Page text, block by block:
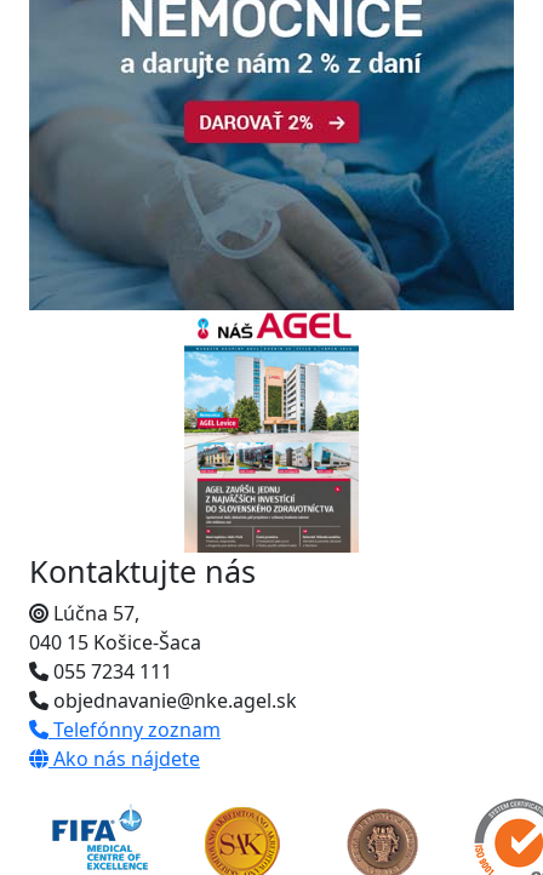
Kontaktujte nás
Lúčna 57,
040 15 Košice-Šaca
055 7234 111
objednavanie@nke.agel.sk
Telefónny zoznam
Ako nás nájdete